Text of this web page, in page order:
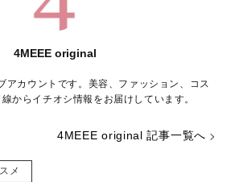
4MEEE original
アカウントです。美容、ファッション、コス
からイチオシ情報をお届けしています。
4MEEE original 記事一覧へ
メ